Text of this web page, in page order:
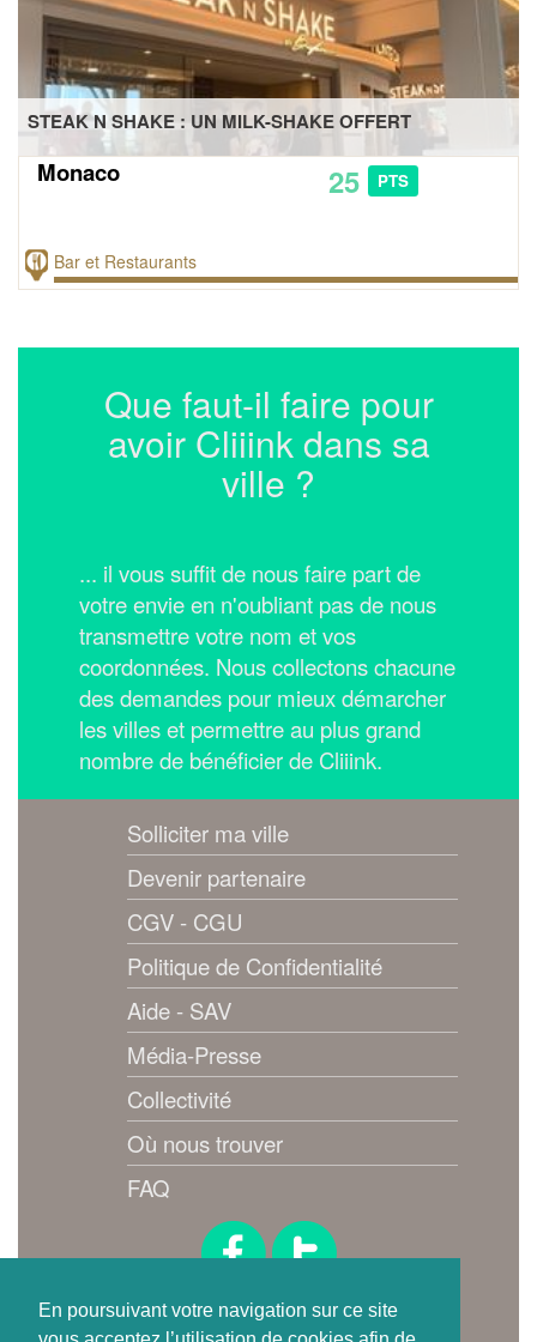
En poursuivant votre navigation sur ce site
STEAK N SHAKE : UN MILK-SHAKE OFFERT
Monaco 25 PTS
Bar et Restaurants
Que faut-il faire pour
avoir Cliiink dans sa
ville ?
... il vous suffit de nous faire part de
votre envie en n'oubliant pas de nous
transmettre votre nom et vos
coordonnées. Nous collectons chacune
des demandes pour mieux démarcher
les villes et permettre au plus grand
nombre de bénéficier de Cliiink.
Solliciter ma ville
Devenir partenaire
CGV - CGU
Politique de Confidentialité
Aide - SAV
Média-Presse
Collectivité
Où nous trouver
FAQ
Suivez-nous !